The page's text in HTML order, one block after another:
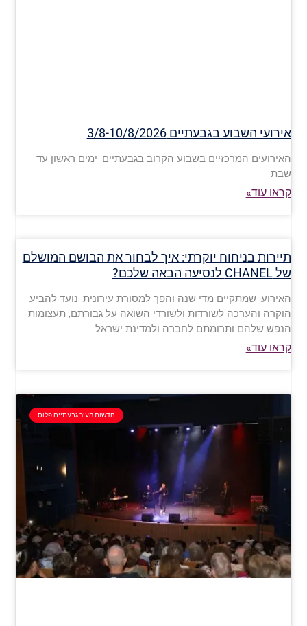
אירועי השבוע בגבעתיים 3/8-10/8/2026
האירועים המרכזיים בשבוע הקרוב בגבעתיים, ימים ראשון עד
שבת
קראו עוד»
תיירות בניחוח יוקרתי: איך לבחור את הבושם המושלם
של CHANEL לנסיעה הבאה שלכם?
האירוע, שמתקיים מדי שנה והפך למסורת עירונית, נועד להביע
הוקרה והערכה לשורדות ולשורדי השואה על גבורתם, תעצומות
הנפש שלהם ותרומתם לחברה ולמדינת ישראל
קראו עוד»
חדשות העיר גבעתיים פלוס